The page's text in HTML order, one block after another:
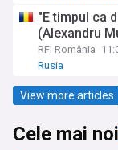
"E timpul ca
(Alexandru
RFI România
Rusia
View more articles
Cele mai noi